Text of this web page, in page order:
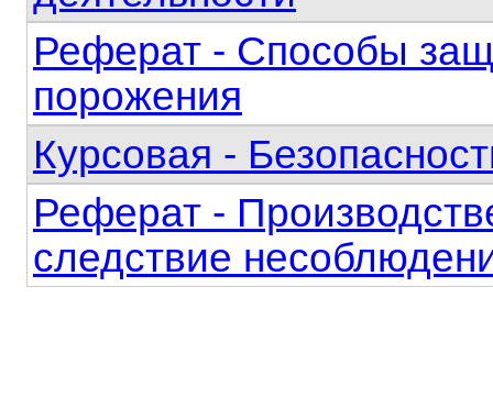
Реферат - Способы
порожения
Курсовая -
Реферат -
следствие